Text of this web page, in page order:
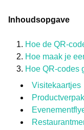
Inhoudsopgave
Hoe de QR-
Hoe maak je
Hoe QR-codes
Visitekaartjes